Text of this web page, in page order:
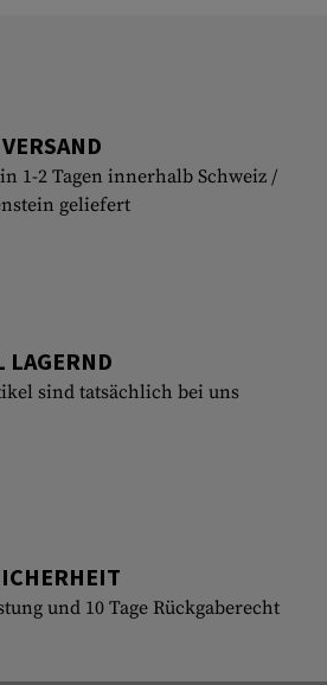
1-2 Tagen innerhalb Schweiz /
geliefert
sind tatsächlich bei uns
und 10 Tage Rückgaberecht